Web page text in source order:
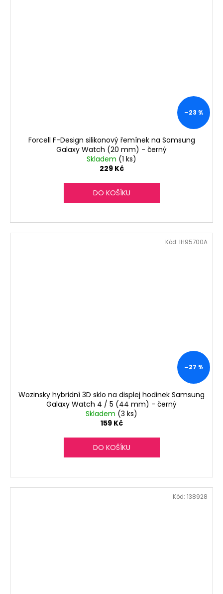
–23 %
Forcell F-Design silikonový řemínek na Samsung
Galaxy Watch (20 mm) - černý
Skladem (1 ks)
229 Kč
DO KOŠÍKU
–27 %
Wozinsky hybridní 3D sklo na displej hodinek Samsung
Galaxy Watch 4 / 5 (44 mm) - černý
Skladem (3 ks)
159 Kč
DO KOŠÍKU
Kód: IH95700A
Kód: 138928